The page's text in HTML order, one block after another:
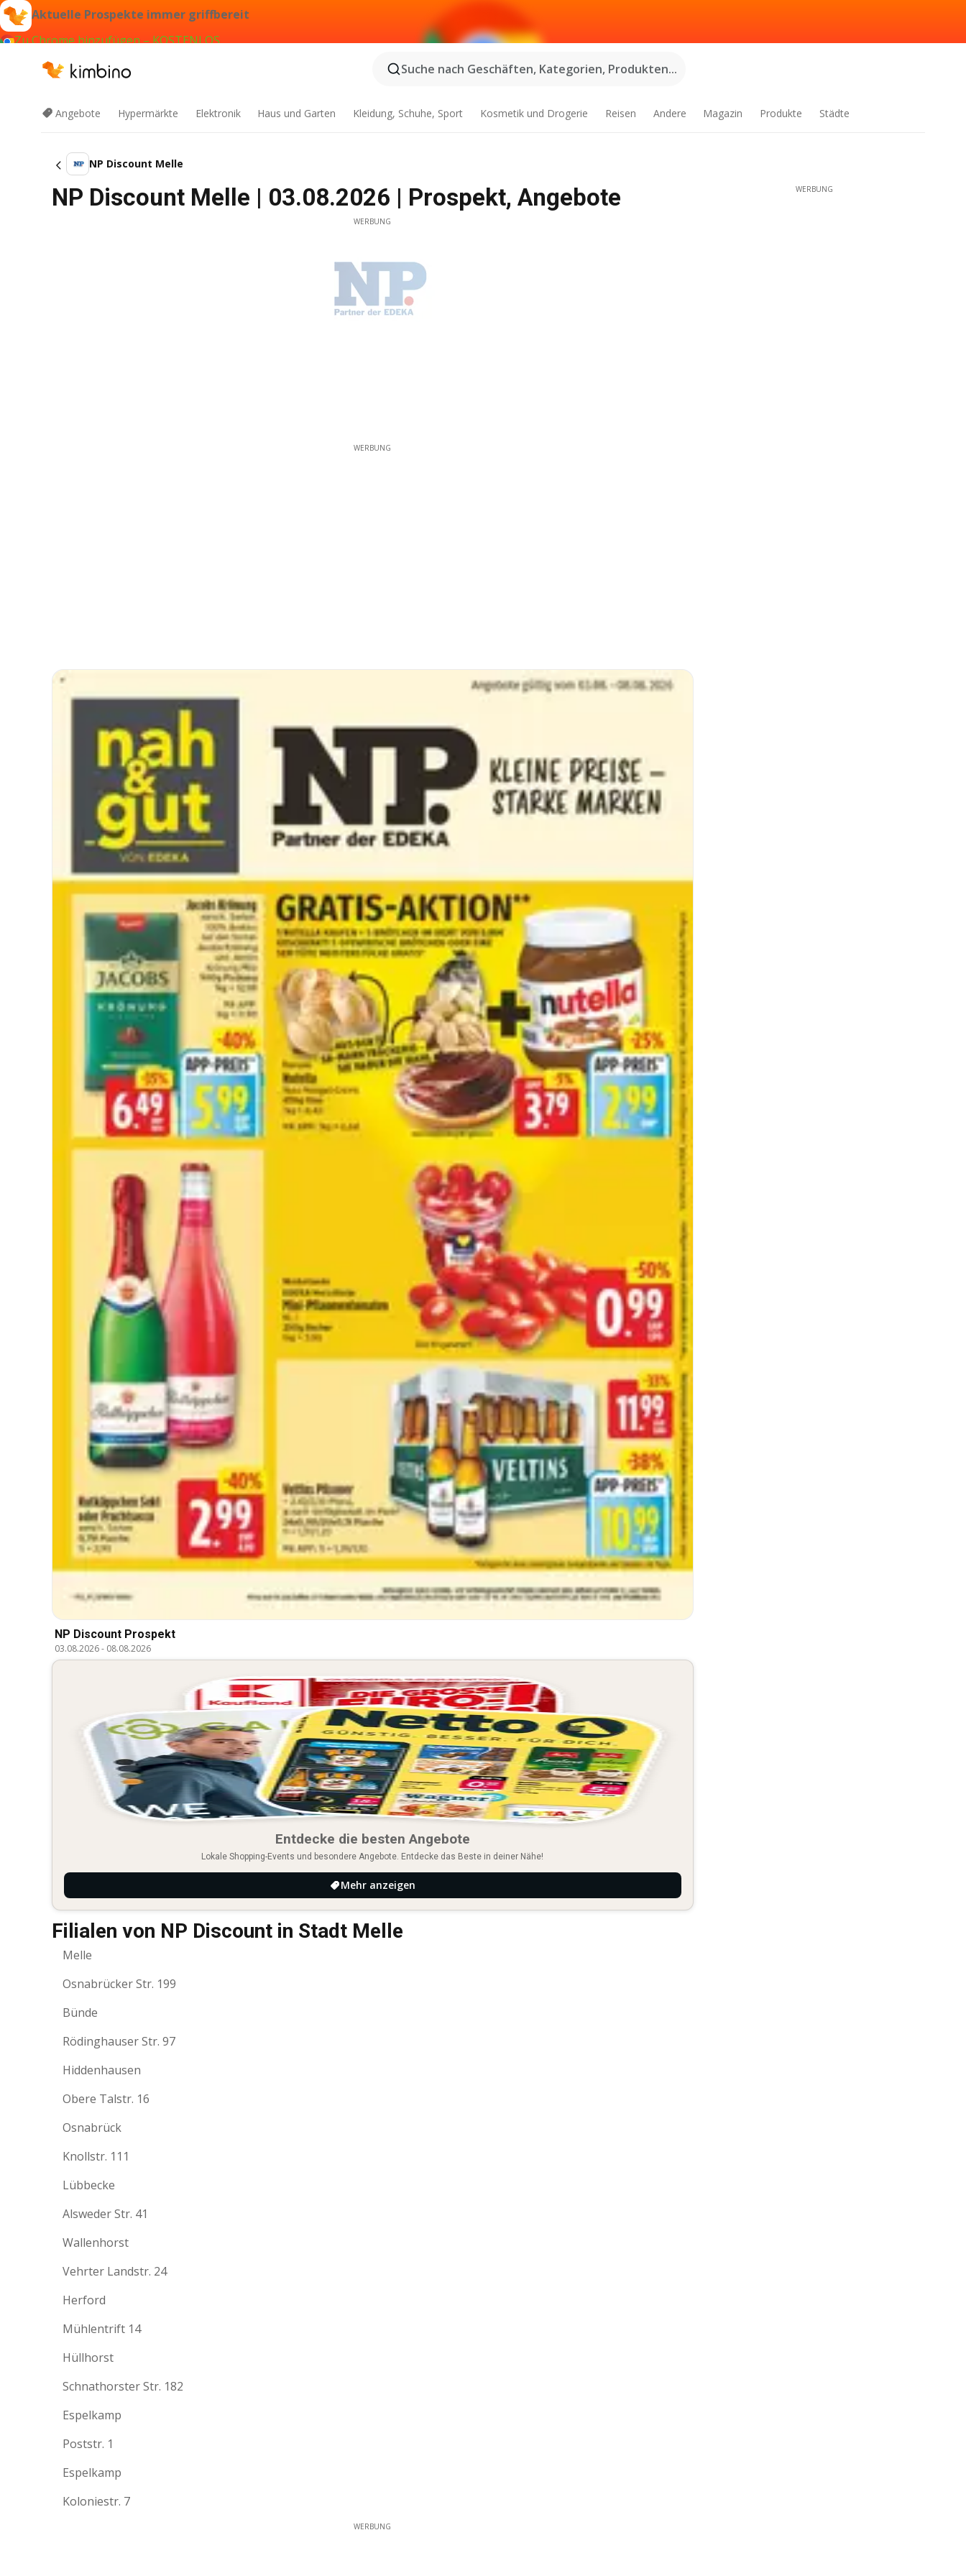
Aktuelle Prospekte immer griffbereit
Zu Chrome hinzufügen – KOSTENLOS
Suche nach Geschäften, Kategorien, Produkten...
Angebote Hypermärkte Elektronik Haus und Garten Kleidung, Schuhe, Sport Kosmetik und Drogerie Reisen Andere Magazin Produkte Städte
NP Discount Melle
NP Discount Melle | 03.08.2026 | Prospekt, Angebote
WERBUNG
WERBUNG
NP Discount Prospekt
03.08.2026- 08.08.2026
Entdecke die besten Angebote
Lokale Shopping-Events und besondere Angebote. Entdecke das Beste in deiner Nähe!
Mehr anzeigen
Filialen von NP Discount in Stadt Melle
Melle
Osnabrücker Str. 199
Bünde
Rödinghauser Str. 97
Hiddenhausen
Obere Talstr. 16
Osnabrück
Knollstr. 111
Lübbecke
Alsweder Str. 41
Wallenhorst
Vehrter Landstr. 24
Herford
Mühlentrift 14
Hüllhorst
Schnathorster Str. 182
Espelkamp
Poststr. 1
Espelkamp
Koloniestr. 7
WERBUNG
WERBUNG